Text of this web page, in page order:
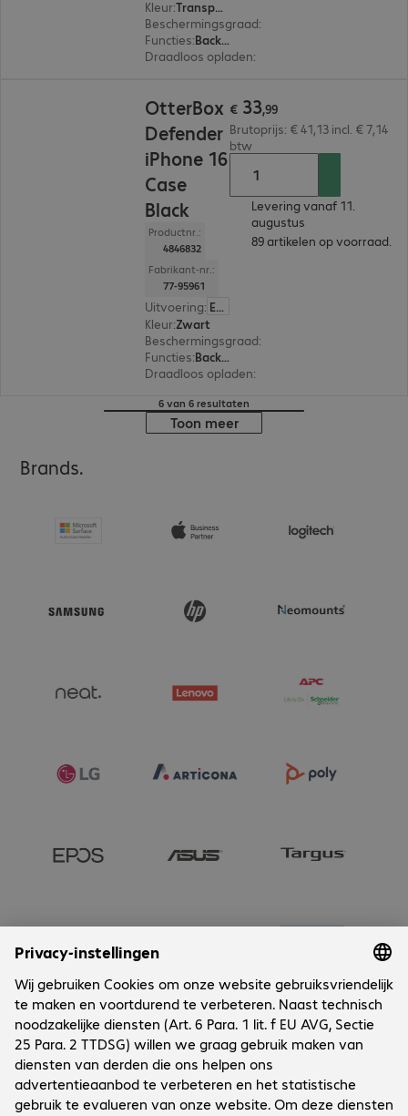
Kleur:
Transparant, Zwart
Beschermingsgraad:
Functies:
Back protection
Draadloos opladen:
OtterBox
Defender
iPhone 16
Case
Black
Productnr.:
4846832
Fabrikant-nr.:
77-95961
Uitvoering: Europa
Kleur:Zwart
Beschermingsgraad:
Functies:
Back protection
Draadloos opladen:
€ 33,99
Brutoprijs: € 41,13 incl. € 7,14
btw
Levering vanaf 11.
augustus
89 artikelen op voorraad.
6 van 6 resultaten
Toon meer
Brands.
Onderneming
Cookies